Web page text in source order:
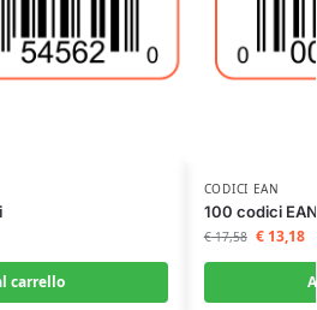
carrello
CODICI EAN
100 codici
€17,58 €13,18